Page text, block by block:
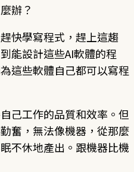
辦？
快學寫程式，趕上這趨
能設計這些AI軟體的程
這些軟體自己都可以寫程
己工作的品質和效率。但
奮，無法像機器，從那麼
不休地產出。跟機器比機